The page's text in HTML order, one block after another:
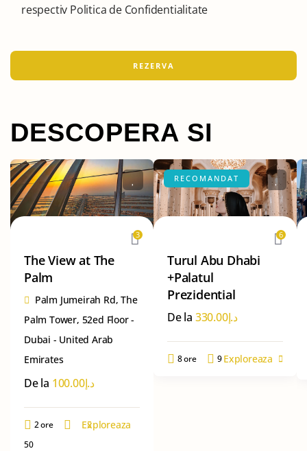
respectiv Politica de Confidentialitate
DESCOPERA SI
3
The View at The
Palm
Palm Jumeirah Rd, The
Palm Tower, 52ed Floor -
Dubai - United Arab
Emirates
De la د.إ100.00
2 ore
50
Exploreaza
RECOMANDAT
6
Turul Abu Dhabi
+Palatul
Prezidential
De la د.إ330.00
8 ore 9 Exploreaza